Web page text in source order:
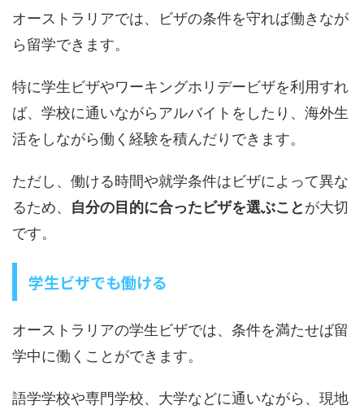
オーストラリアでは、ビザの条件を守れば働きなが
ら留学できます。
特に学生ビザやワーキングホリデービザを利用すれ
ば、学校に通いながらアルバイトをしたり、海外生
活をしながら働く経験を積んだりできます。
ただし、働ける時間や就学条件はビザによって異な
るため、 自分の目的に合ったビザを選ぶことが大切
です。
学生ビザでも働ける
オーストラリアの学生ビザでは、条件を満たせば留
学中に働くことができます。
語学学校や専門学校、大学などに通いながら、現地